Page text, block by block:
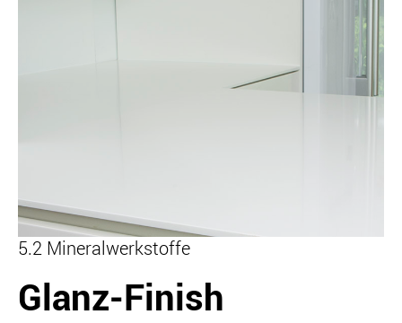
5.2 Mineralwerkstoffe
Glanz-Finish